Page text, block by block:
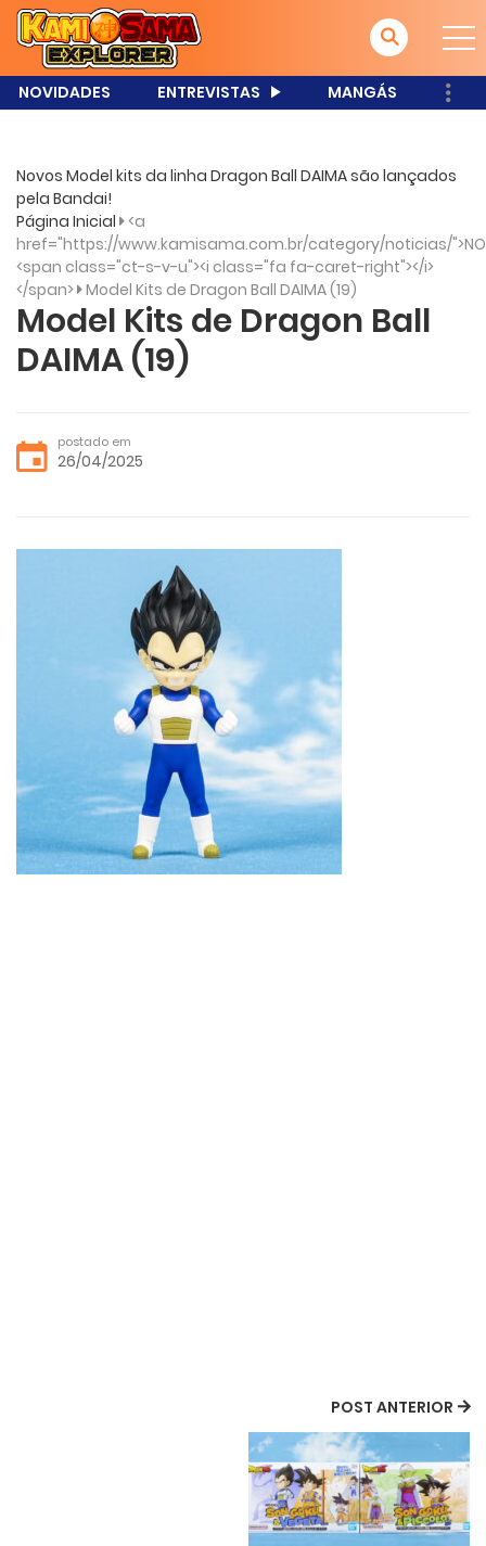
NOVIDADES ENTREVISTAS MANGÁS
Novos Model kits da linha Dragon Ball DAIMA são lançados
pela Bandai!
Página Inicial <a
href="https://www.kamisama.com.br/category/noticias/
<span class="ct-s-v-u"><i class="fa fa-caret-right"></i>
</span> Model Kits de Dragon Ball DAIMA (19)
Model Kits de Dragon Ball
DAIMA (19)
postado em
26/04/2025
POST ANTERIOR